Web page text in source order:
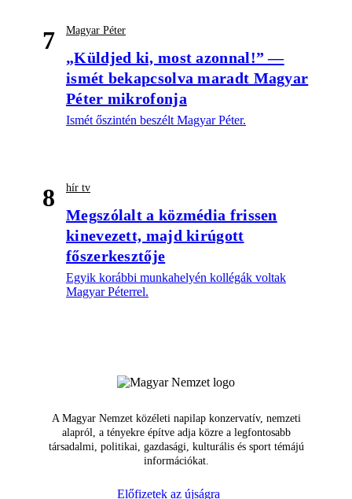
7 Magyar Péter
„Küldjed ki, most azonnal!” —
ismét bekapcsolva maradt Magyar
Péter mikrofonja
Ismét őszintén beszélt Magyar Péter.
8 hír tv
Megszólalt a közmédia frissen
kinevezett, majd kirúgott
főszerkesztője
Egyik korábbi munkahelyén kollégák voltak
Magyar Péterrel.
A Magyar Nemzet közéleti napilap konzervatív, nemzeti
alapról, a tényekre építve adja közre a legfontosabb
társadalmi, politikai, gazdasági, kulturális és sport témájú
információkat.
Előfizetek az újságra